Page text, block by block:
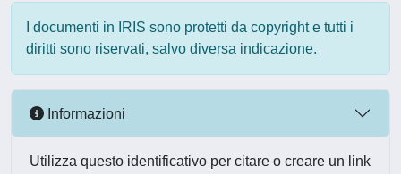
I documenti in IRIS sono protetti da copyright e tutti i
diritti sono riservati, salvo diversa indicazione.
Informazioni
Utilizza questo identificativo per citare o creare un link